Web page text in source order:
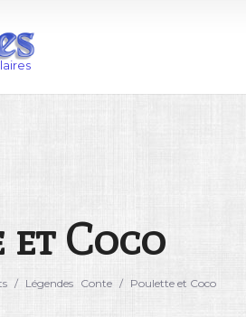
Coco
/ Légendes Conte / Poulette et Coco